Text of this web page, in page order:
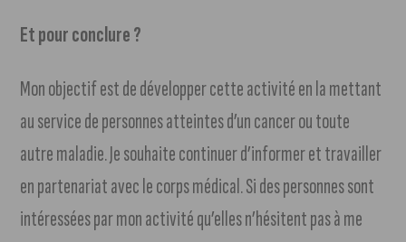
Et pour conclure ?
Mon objectif est de développer cette activité en la mettant
au service de personnes atteintes d’un cancer ou toute
autre maladie. Je souhaite continuer d’informer et travailler
en partenariat avec le corps médical. Si des personnes sont
intéressées par mon activité qu’elles n’hésitent pas à me